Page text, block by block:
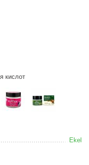
кислот
Ekel